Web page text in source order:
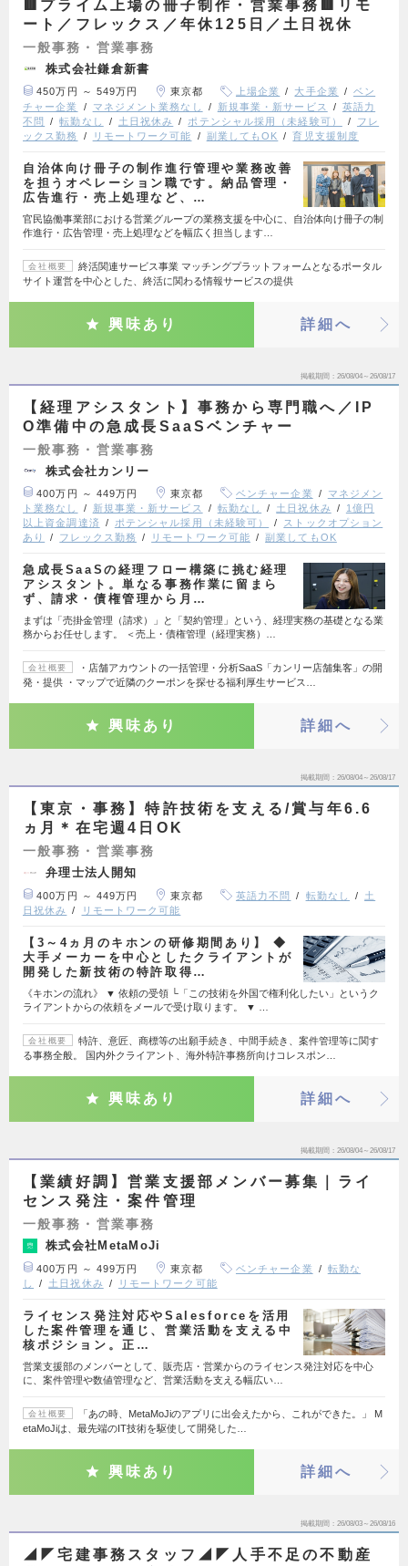
🟥プライム上場の冊子制作・営業事務🟥リモ
ート／フレックス／年休125日／土日祝休
一般事務・営業事務
株式会社鎌倉新書
450万円 ～ 549万円 東京都 上場企業 大手企業
ベン
チャー企業
マネジメント業務なし 新規事業・新サービス
英語力
不問
転勤なし 土日祝休み ポテンシャル採用（未経験可）
フレ
ックス勤務
リモートワーク可能 副業してもOK 育児支援制度
自治体向け冊子の制作進行管理や業務改善
を担うオペレーション職です。納品管理・
広告進行・売上処理など、…
官民協働事業部における営業グループの業務支援を中心に、自治体向け冊子の制
作進行・広告管理・売上処理などを幅広く担当します…
会社概要
終活関連サービス事業 マッチングプラットフォームとなるポータル
サイト運営を中心とした、終活に関わる情報サービスの提供
興味あり 詳細へ
掲載期間 26/08/04～26/08/17
【経理アシスタント】事務から専門職へ／IP
O準備中の急成長SaaSベンチャー
一般事務・営業事務
株式会社カンリー
400万円 ～ 449万円 東京都 ベンチャー企業
マネジメン
ト業務なし
新規事業・新サービス 転勤なし 土日祝休み
1億円
以上資金調達済
ポテンシャル採用（未経験可）
ストックオプション
あり
フレックス勤務 リモートワーク可能 副業してもOK
急成長SaaSの経理フロー構築に挑む経理
アシスタント。単なる事務作業に留まら
ず、請求・債権管理から月…
まずは「売掛金管理（請求）」と「契約管理」という、経理実務の基礎となる業
務からお任せします。 ＜売上・債権管理（経理実務）…
会社概要
・店舗アカウントの一括管理・分析SaaS「カンリー店舗集客」の開
発・提供 ・マップで近隣のクーポンを探せる福利厚生サービス…
興味あり 詳細へ
掲載期間 26/08/04～26/08/17
【東京・事務】特許技術を支える/賞与年6.6
ヵ月＊在宅週4日OK
一般事務・営業事務
弁理士法人開知
400万円 ～ 449万円 東京都 英語力不問 転勤なし
土
日祝休み
リモートワーク可能
【3～4ヵ月のキホンの研修期間あり】 ◆
大手メーカーを中心としたクライアントが
開発した新技術の特許取得…
《キホンの流れ》 ▼ 依頼の受領 └「この技術を外国で権利化したい」というク
ライアントからの依頼をメールで受け取ります。 ▼ …
会社概要
特許、意匠、商標等の出願手続き、中間手続き、案件管理等に関す
る事務全般。 国内外クライアント、海外特許事務所向けコレスポン…
興味あり 詳細へ
掲載期間 26/08/04～26/08/17
【業績好調】営業支援部メンバー募集｜ライ
センス発注・案件管理
一般事務・営業事務
株式会社MetaMoJi
400万円 ～ 499万円 東京都 ベンチャー企業
転勤な
し
土日祝休み リモートワーク可能
ライセンス発注対応やSalesforceを活用
した案件管理を通じ、営業活動を支える中
核ポジション。正…
営業支援部のメンバーとして、販売店・営業からのライセンス発注対応を中心
に、案件管理や数値管理など、営業活動を支える幅広い…
会社概要
「あの時、MetaMoJiのアプリに出会えたから、これができた。」 M
etaMoJiは、最先端のIT技術を駆使して開発した…
興味あり 詳細へ
掲載期間 26/08/03～26/08/16
◢◤宅建事務スタッフ◢◤人手不足の不動産